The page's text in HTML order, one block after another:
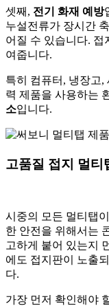
셋째, 전기 화재 예방
누설전류가 장시간
어질 수 있습니다. 접
여줍니다.
특히 컴퓨터, 냉장고,
력 제품을 사용하는
소입니다.
고품질 접지 멀티
시중의 모든 멀티탭
한 안전을 위해서는
고하게 붙어 있는지
에도 접지판이 노출
다.
가장 먼저 확인해야